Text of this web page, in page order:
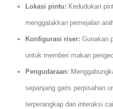
Lokasi pintu: Kedudukan
menggalakkan pemejalan
Konfigurasi riser: Gunakan
untuk memberi makan
Pengudaraan:
sepanjang garis perpisahan
terperangkap dari interaksi